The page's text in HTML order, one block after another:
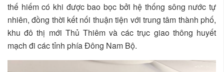
thế hiếm có khi được bao bọc bởi hệ thống sông nước tự
nhiên, đồng thời kết nối thuận tiện với trung tâm thành phố,
khu đô thị mới Thủ Thiêm và các trục giao thông huyết
mạch đi các tỉnh phía Đông Nam Bộ.